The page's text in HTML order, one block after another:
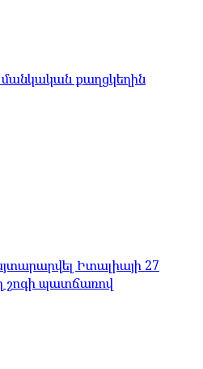
մանկական քաղցկեղին
Իտալիայի 27
շոգի պատճառով